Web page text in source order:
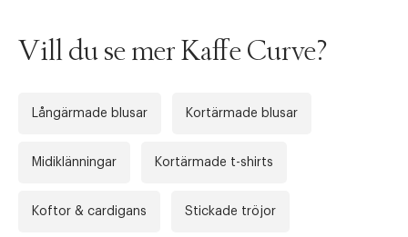
Vill du se mer Kaffe Curve?
Långärmade blusar Kortärmade blusar
Midiklänningar Kortärmade t-shirts
Koftor & cardigans Stickade tröjor